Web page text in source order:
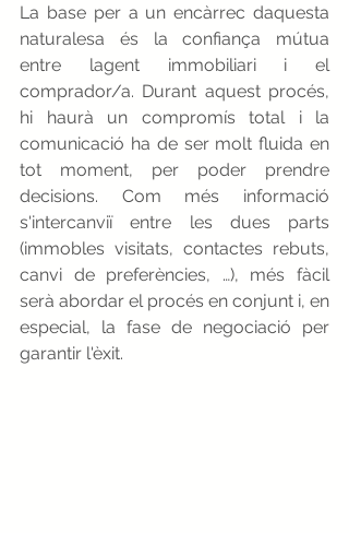
La base per a un encàrrec daquesta
naturalesa és la confiança mútua
entre lagent immobiliari i el
comprador/a. Durant aquest procés,
hi haurà un compromís total i la
comunicació ha de ser molt fluida en
tot moment, per poder prendre
decisions. Com més informació
s'intercanviï entre les dues parts
(immobles visitats, contactes rebuts,
canvi de preferències, …), més fàcil
serà abordar el procés en conjunt i, en
especial, la fase de negociació per
garantir l'èxit.